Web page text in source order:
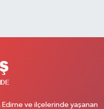
ve ilçelerinde yaşanan